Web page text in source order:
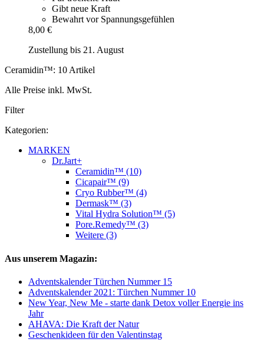
Gibt neue Kraft
Bewahrt vor Spannungsgefühlen
8,00 €
Zustellung bis 21. August
Ceramidin™: 10 Artikel
Alle Preise inkl. MwSt.
Filter
Kategorien:
MARKEN
Dr.Jart+
Ceramidin™ (10)
Cicapair™ (9)
Cryo Rubber™ (4)
Dermask™ (3)
Vital Hydra Solution™ (5)
Pore.Remedy™ (3)
Weitere (3)
Aus unserem Magazin:
Adventskalender Türchen Nummer 15
Adventskalender 2021: Türchen Nummer 10
New Year, New Me - starte dank Detox voller Energie ins
Jahr
AHAVA: Die Kraft der Natur
Geschenkideen für den Valentinstag